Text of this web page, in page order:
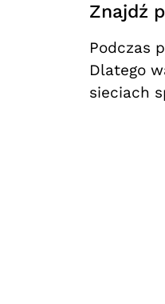
Znajdź
Podczas
Dlatego
sieciach